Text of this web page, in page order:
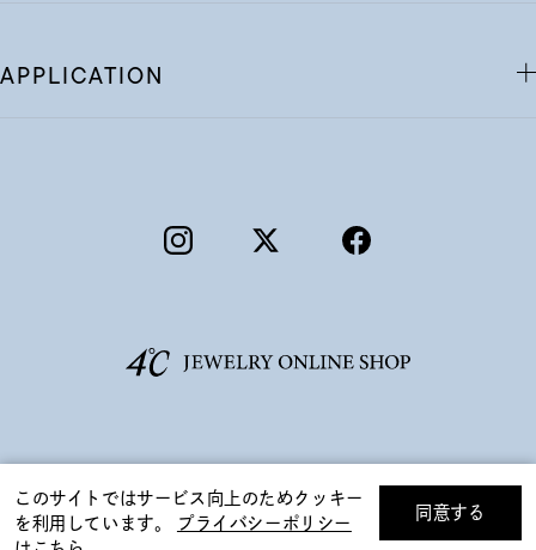
絞り込んで検索する
APPLICATION
このサイトではサービス向上のためクッキー
を利用しています。
プライバシーポリシー
同意する